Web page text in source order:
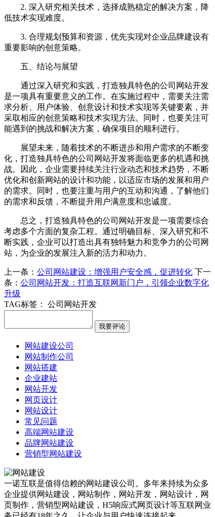
2. 深入研究相关技术，选择成熟稳定的解决方案，降
低技术实现难度。
3. 合理规划预算和资源，优先实现对企业品牌建设有
重要影响的创意策略。
五、结论与展望
通过深入研究和实践，打造独具特色的公司网站开发
是一项具有重要意义的工作。在实施过程中，需要关注需
求分析、用户体验、创意设计和技术实现等关键要素，并
采取相应的创意策略和技术实现方法。同时，也要关注可
能遇到的挑战和解决方案，确保项目的顺利进行。
展望未来，随着技术的不断进步和用户需求的不断变
化，打造独具特色的公司网站开发将面临更多的机遇和挑
战。因此，企业需要持续关注行业动态和技术趋势，不断
优化和创新网站的设计和功能，以适应市场的发展和用户
的需求。同时，也要注重与用户的互动和沟通，了解他们
的需求和反馈，不断提升用户满意度和忠诚度。
总之，打造独具特色的公司网站开发是一项需要综合
考虑多个方面的复杂工程。通过明确目标、深入研究和不
断实践，企业可以打造出具有独特魅力和竞争力的公司网
站，为企业的发展注入新的活力和动力。
上一条： 公司网站建设：增强用户安全感，促进转化 下一
条： 公司网站开发：打造互联网新门户，引领企业数字化
升级
TAG标签：
公司网站开发
网站建设公司
网站制作公司
网站搭建
企业建站
网站开发
网页设计
网站设计
常见问题
高端网站建设
品牌网站建设
营销型网站建设
一诺互联是值得信赖的网站建设公司。多年来持续为众多
企业提供网站建设，网站制作，网站开发，网站设计，网
页制作，营销型网站建设，H5响应式网页设计等互联网业